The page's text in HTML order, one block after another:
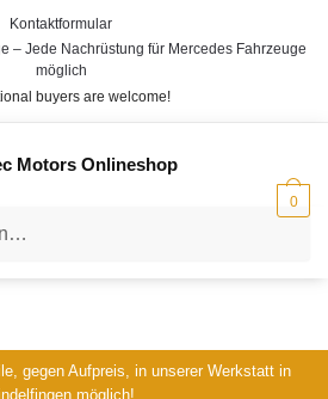
Kontaktformular
– Jede Nachrüstung für Mercedes Fahrzeuge
möglich
buyers are welcome!
Motors Onlineshop
0
gegen Aufpreis, in unserer Werkstatt in
möglich!